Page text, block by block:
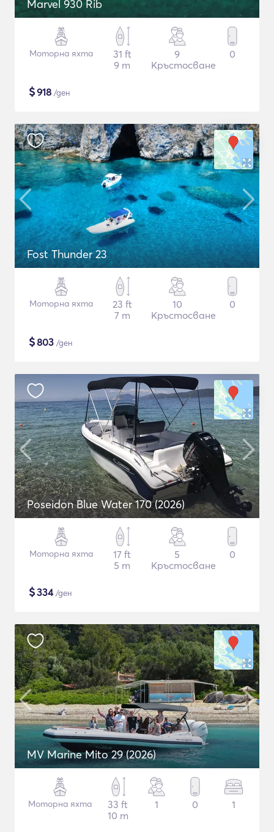
Marvel 930 Rib
Моторна яхта
31 ft
9 m
9
Кръстосване
0
$918 /ден
Fost Thunder 23
Моторна яхта
23 ft
7 m
10
Кръстосване
0
$803 /ден
Poseidon Blue Water 170 (2026)
Моторна яхта
17 ft
5 m
5
Кръстосване
0
$334/ден
MV Marine Mito 29 (2026)
Моторна яхта
33 ft
10 m
1 0 1